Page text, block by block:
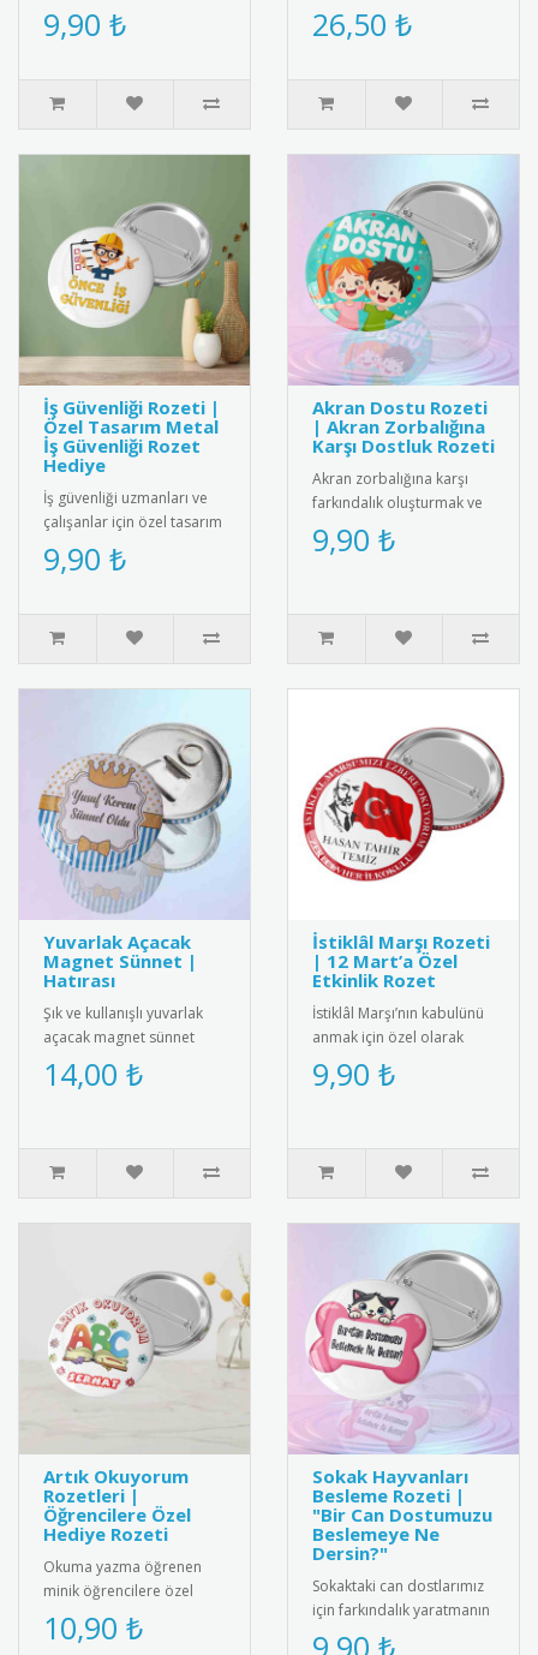
üzere özel olarak
tasarlanmış 8 Mart rozeti.
9,90 ₺
başarısını ödüllendirmek
için özel tasarım madalya.
26,50 ₺
İş Güvenliği Rozeti |
Özel Tasarım Metal
İş Güvenliği Rozet
Hediye
İş güvenliği uzmanları ve
çalışanlar için özel tasarım
metal iş güvenliği rozeti.
Yüksek kaliteli me..
9,90 ₺
Akran Dostu Rozeti
| Akran Zorbalığına
Karşı Dostluk Rozeti
Akran zorbalığına karşı
farkındalık oluşturmak ve
akran dostluğunu teşvik
etmek için tasarlanmış
9,90 ₺
Yuvarlak Açacak
Magnet Sünnet |
Hatırası
Şık ve kullanışlı yuvarlak
açacak magnet sünnet
hediyesi. Yüksek kaliteli
mıknatıs ve paslanmaz
14,00 ₺
İstiklâl Marşı Rozeti
| 12 Mart’a Özel
Etkinlik Rozet
İstiklâl Marşı’nın kabulünü
anmak için özel olarak
tasarlanmış rozet modeli.
12 Mart etkinlikleri, o..
9,90 ₺
Artık Okuyorum
Rozetleri |
Öğrencilere Özel
Hediye Rozeti
Okuma yazma öğrenen
minik öğrencilere özel
olarak tasarlanmış "Artık
Okuyorum" rozetleri ile bu
10,90 ₺
Sokak Hayvanları
Besleme Rozeti |
"Bir Can Dostumuzu
Beslemeye Ne
Dersin?"
Sokaktaki can dostlarımız
için farkındalık yaratmanın
en sevimli yolu! Üzerindeki
9,90 ₺